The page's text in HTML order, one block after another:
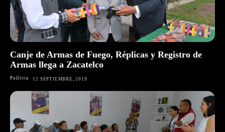
Canje de Armas de Fuego, Réplicas y Registro de
Armas llega a Zacatelco
Política 12 SEPTIEMBRE, 2019